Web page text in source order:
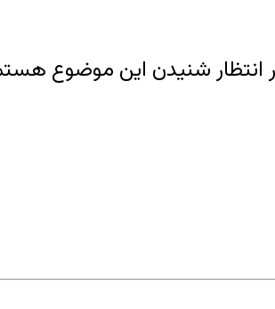
شنیدن این موضوع